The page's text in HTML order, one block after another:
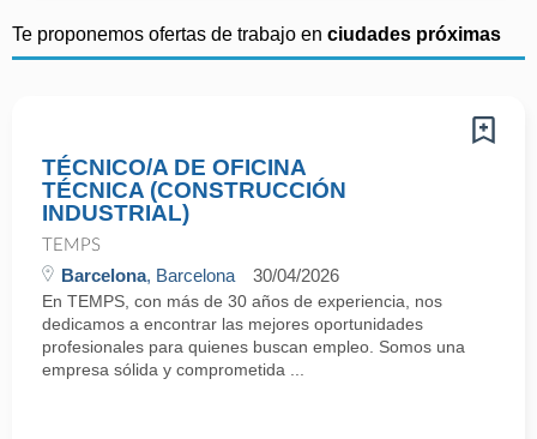
Te proponemos ofertas de trabajo en ciudades próximas
TÉCNICO/A DE OFICINA
TÉCNICA (CONSTRUCCIÓN
INDUSTRIAL)
TEMPS
Barcelona, Barcelona 30/04/2026
En TEMPS, con más de 30 años de experiencia, nos
dedicamos a encontrar las mejores oportunidades
profesionales para quienes buscan empleo. Somos una
empresa sólida y comprometida ...